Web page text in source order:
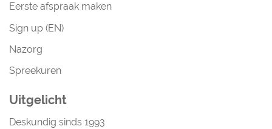
Eerste afspraak maken
Sign up (EN)
Nazorg
Spreekuren
Uitgelicht
Deskundig sinds 1993